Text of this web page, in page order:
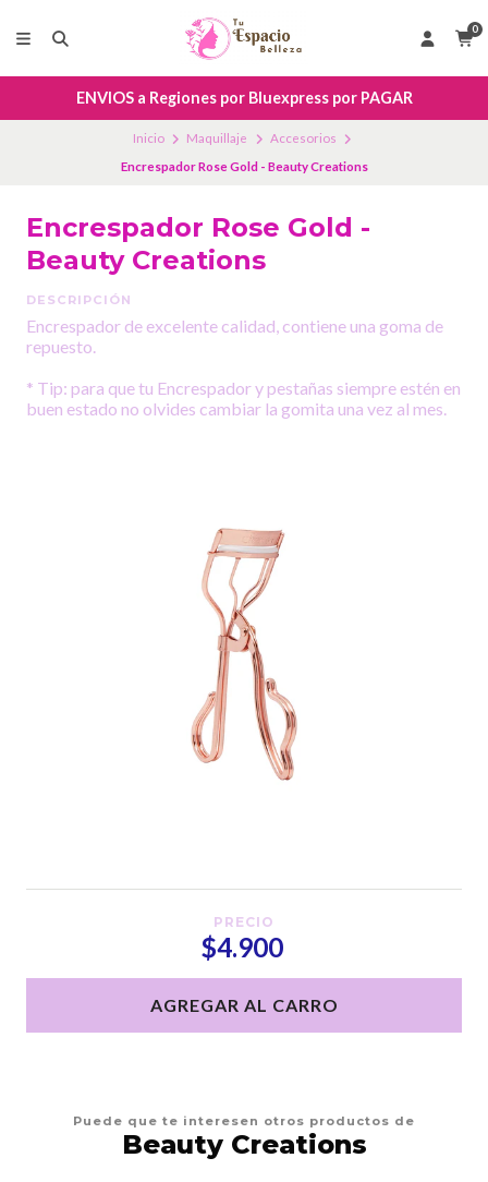
0
ENVIOS a Regiones por Bluexpress por PAGAR
Inicio Maquillaje
Accesorios
Encrespador Rose Gold - Beauty Creations
Encrespador Rose Gold -
Beauty Creations
DESCRIPCIÓN
Encrespador de excelente calidad, contiene una goma de
repuesto.
* Tip: para que tu Encrespador y pestañas siempre estén en
buen estado no olvides cambiar la gomita una vez al mes.
PRECIO
$4.900
AGREGAR AL CARRO
Puede que te interesen otros productos de
Beauty Creations